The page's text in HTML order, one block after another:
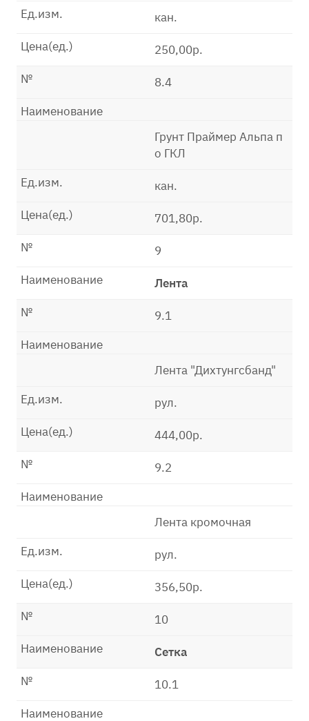
кан.
Ед.изм.
250,00р.
Цена(ед.)
8.4
№
Наименование
Грунт Праймер Альпа п
о ГКЛ
кан.
Ед.изм.
701,80р.
Цена(ед.)
9
№
Лента
Наименование
9.1
№
Наименование
Лента "Дихтунгсбанд"
рул.
Ед.изм.
444,00р.
Цена(ед.)
9.2
№
Наименование
Лента кромочная
рул.
Ед.изм.
356,50р.
Цена(ед.)
10
№
Сетка
Наименование
10.1
№
Наименование